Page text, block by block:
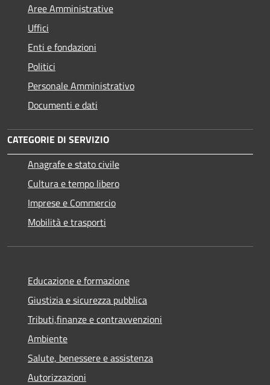
Aree Amministrative
Uffici
Enti e fondazioni
Politici
Personale Amministrativo
Documenti e dati
CATEGORIE DI SERVIZIO
Anagrafe e stato civile
Cultura e tempo libero
Imprese e Commercio
Mobilità e trasporti
Educazione e formazione
Giustizia e sicurezza pubblica
Tributi,finanze e contravvenzioni
Ambiente
Salute, benessere e assistenza
Autorizzazioni